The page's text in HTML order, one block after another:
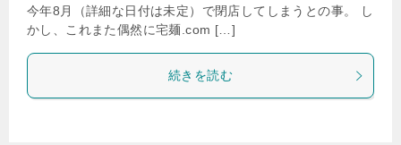
今年8月（詳細な日付は未定）で閉店してしまうとの事。 し
かし、これまた偶然に宅麺.com […]
続きを読む